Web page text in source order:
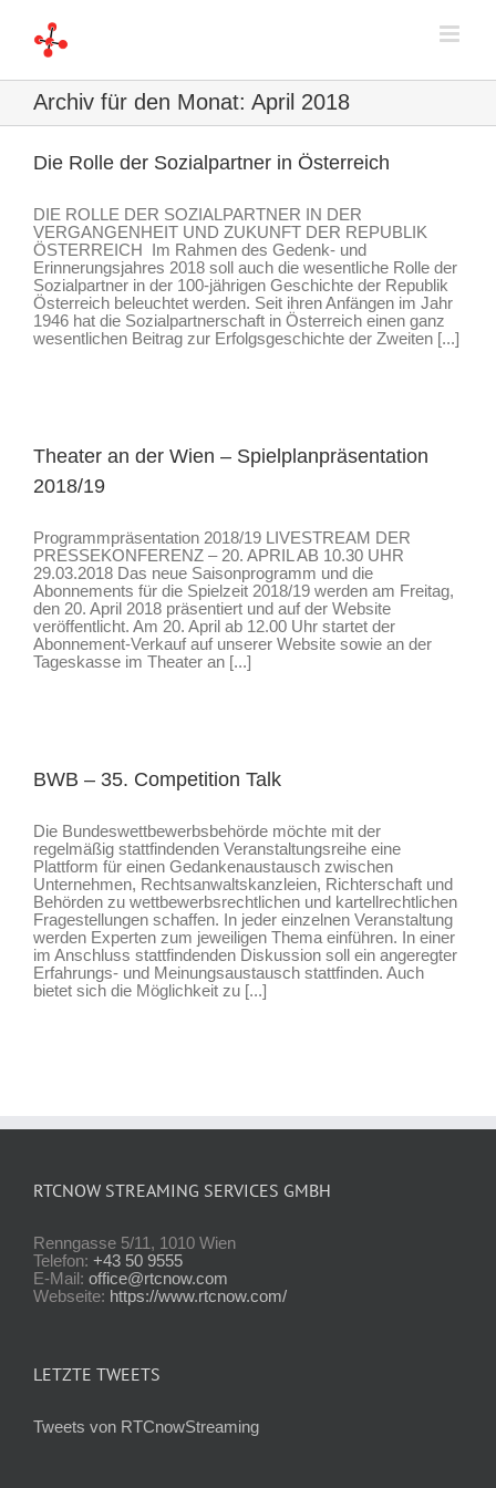
springen
Archiv für den Monat: April 2018
Die Rolle der Sozialpartner in Österreich
DIE ROLLE DER SOZIALPARTNER IN DER
VERGANGENHEIT UND ZUKUNFT DER REPUBLIK
ÖSTERREICH Im Rahmen des Gedenk- und
Erinnerungsjahres 2018 soll auch die wesentliche Rolle der
Sozialpartner in der 100-jährigen Geschichte der Republik
Österreich beleuchtet werden. Seit ihren Anfängen im Jahr
1946 hat die Sozialpartnerschaft in Österreich einen ganz
wesentlichen Beitrag zur Erfolgsgeschichte der Zweiten [...]
Theater an der Wien – Spielplanpräsentation
2018/19
Programmpräsentation 2018/19 LIVESTREAM DER
PRESSEKONFERENZ – 20. APRIL AB 10.30 UHR
29.03.2018 Das neue Saisonprogramm und die
Abonnements für die Spielzeit 2018/19 werden am Freitag,
den 20. April 2018 präsentiert und auf der Website
veröffentlicht. Am 20. April ab 12.00 Uhr startet der
Abonnement-Verkauf auf unserer Website sowie an der
Tageskasse im Theater an [...]
BWB – 35. Competition Talk
Die Bundeswettbewerbsbehörde möchte mit der
regelmäßig stattfindenden Veranstaltungsreihe eine
Plattform für einen Gedankenaustausch zwischen
Unternehmen, Rechtsanwaltskanzleien, Richterschaft und
Behörden zu wettbewerbsrechtlichen und kartellrechtlichen
Fragestellungen schaffen. In jeder einzelnen Veranstaltung
werden Experten zum jeweiligen Thema einführen. In einer
im Anschluss stattfindenden Diskussion soll ein angeregter
Erfahrungs- und Meinungsaustausch stattfinden. Auch
bietet sich die Möglichkeit zu [...]
RTCNOW STREAMING SERVICES GMBH
Renngasse 5/11, 1010 Wien
Telefon: +43 50 9555
E-Mail: office@rtcnow.com
Webseite: https://www.rtcnow.com/
LETZTE TWEETS
Tweets von RTCnowStreaming